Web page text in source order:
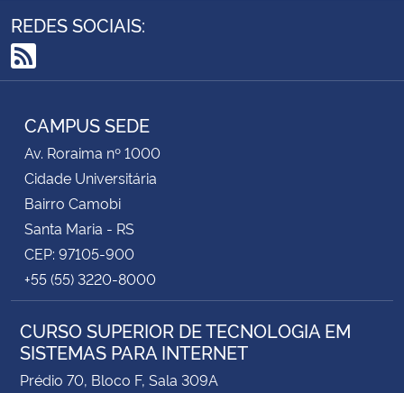
REDES SOCIAIS:
RSS
CAMPUS SEDE
Av. Roraima nº 1000
Cidade Universitária
Bairro Camobi
Santa Maria - RS
CEP: 97105-900
+55 (55) 3220-8000
CURSO SUPERIOR DE TECNOLOGIA EM
SISTEMAS PARA INTERNET
Prédio 70, Bloco F, Sala 309A